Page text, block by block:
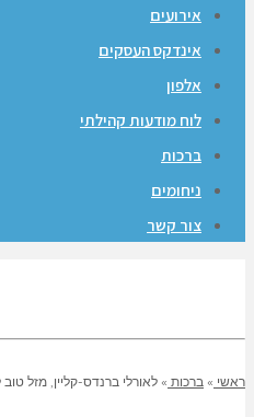
אירועים
אינדקס העסקים
אלפון
לוח מודעות קהילתי
ברכות
ניחומים
צור קשר
ראשי » ברכות » לאורלי ברנדס-קליין, מזל